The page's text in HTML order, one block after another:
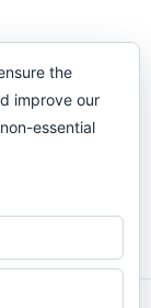
que
the
improve our
essential